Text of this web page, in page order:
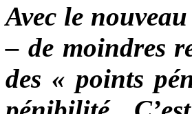
Avec le
– de moindres
des « points